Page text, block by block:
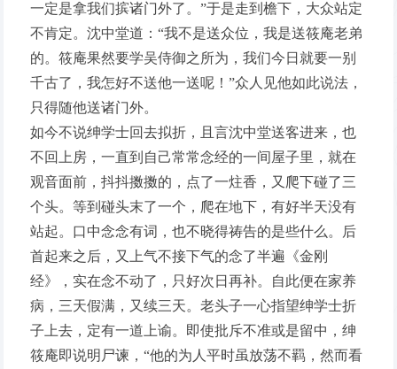
一定是拿我们摈诸门外了。”于是走到檐下，大众站定
不肯定。沈中堂道：“我不是送众位，我是送筱庵老弟
的。筱庵果然要学吴侍御之所为，我们今日就要一别
千古了，我怎好不送他一送呢！”众人见他如此说法，
只得随他送诸门外。
如今不说绅学士回去拟折，且言沈中堂送客进来，也
不回上房，一直到自己常常念经的一间屋子里，就在
观音面前，抖抖擞擞的，点了一炷香，又爬下碰了三
个头。等到碰头末了一个，爬在地下，有好半天没有
站起。口中念念有词，也不晓得祷告的是些什么。后
首起来之后，又上气不接下气的念了半遍《金刚
经》，实在念不动了，只好次日再补。自此便在家养
病，三天假满，又续三天。老头子一心指望绅学士折
子上去，定有一道上谕。即使批斥不准或是留中，绅
筱庵即说明尸谏，“他的为人平时虽放荡不羁，然而看